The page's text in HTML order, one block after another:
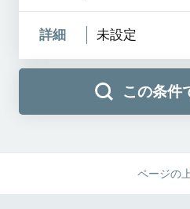
詳細 未設定
この条件
ページの